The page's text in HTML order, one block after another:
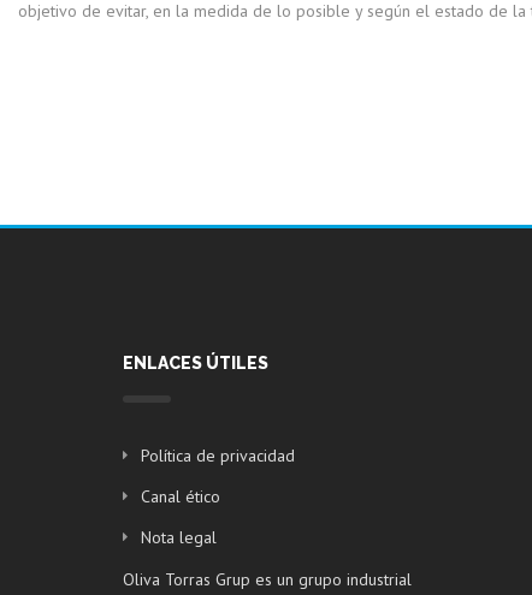
objetivo de evitar, en la medida de lo posible y según el estado de la
ENLACES ÚTILES
Política de privacidad
Canal ético
Nota legal
Oliva Torras Grup es un grupo industrial